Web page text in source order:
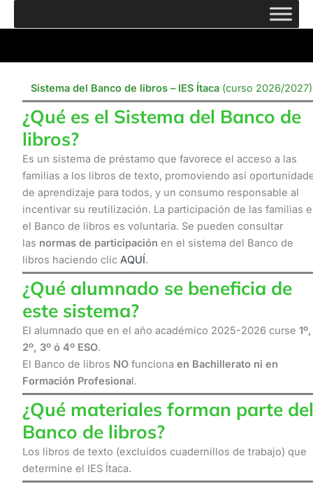
Sistema del Banco de libros – IES Ítaca (curso 2026/2027)
¿Qué es el Sistema del Banco de
libros?
Es un sistema de préstamo que favorece el acceso a las
familias a los libros de texto, promoviendo así
de aprendizaje para todos, y un consumo responsable al
incentivar su reutilización. La participación de las familias
el Banco de libros es voluntaria. Se pueden consultar
las normas de participación en el sistema del Banco de
libros haciendo clic AQUÍ.
¿Qué alumnado se beneficia de
este sistema?
El alumnado que en el año académico 2025-2026 curse 1º,
2º, 3º ó 4º ESO.
El Banco de libros NOfunciona en Bachillerato ni en
Formación Profesional.
¿Qué materiales forman parte del
Banco de libros?
Los libros de texto (excluidos cuadernillos de trabajo) que
determine el IES Ítaca.